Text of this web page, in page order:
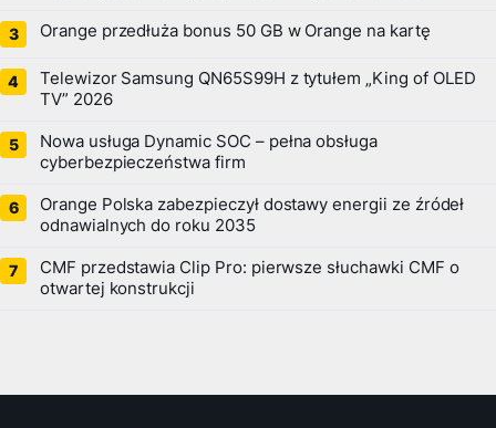
Orange przedłuża bonus 50 GB w Orange na kartę
Telewizor Samsung QN65S99H z tytułem „King of OLED
TV” 2026
Nowa usługa Dynamic SOC – pełna obsługa
cyberbezpieczeństwa firm
Orange Polska zabezpieczył dostawy energii ze źródeł
odnawialnych do roku 2035
CMF przedstawia Clip Pro: pierwsze słuchawki CMF o
otwartej konstrukcji